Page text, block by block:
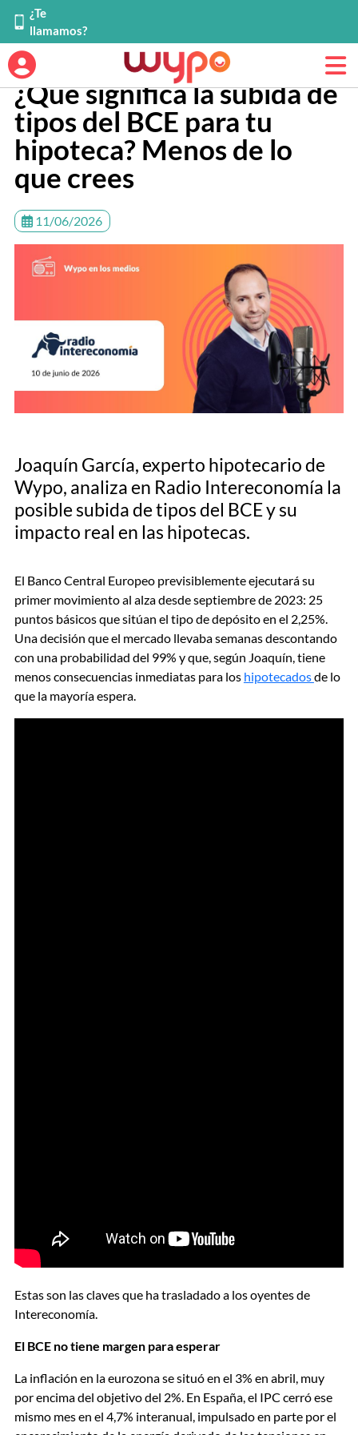
¿Te
llamamos?
¿Qué significa la subida de
tipos del BCE para tu
hipoteca? Menos de lo
que crees
11/06/2026
Joaquín García, experto hipotecario de
Wypo, analiza en Radio Intereconomía la
posible subida de tipos del BCE y su
impacto real en las hipotecas.
El Banco Central Europeo previsiblemente ejecutará su
primer movimiento al alza desde septiembre de 2023: 25
puntos básicos que sitúan el tipo de depósito en el 2,25%.
Una decisión que el mercado llevaba semanas descontando
con una probabilidad del 99% y que, según Joaquín, tiene
menos consecuencias inmediatas para los hipotecadosde lo
que la mayoría espera.
Estas son las claves que ha trasladado a los oyentes de
Intereconomía.
El BCE no tiene margen para esperar
La inflación en la eurozona se situó en el 3% en abril, muy
por encima del objetivo del 2%. En España, el IPC cerró ese
mismo mes en el 4,7% interanual, impulsado en parte por el